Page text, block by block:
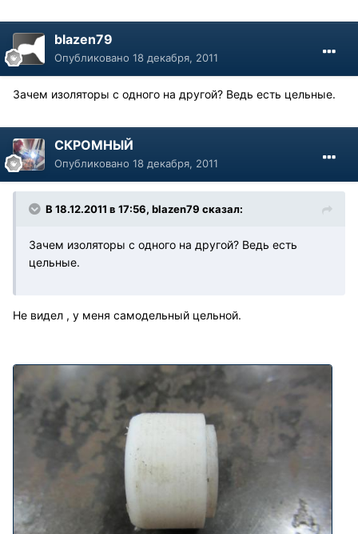
blazen79
Опубликовано 18 декабря, 2011
Зачем изоляторы с одного на другой? Ведь есть цельные.
СКРОМНЫЙ
Опубликовано 18 декабря, 2011
В 18.12.2011 в 17:56, blazen79 сказал:
Зачем изоляторы с одного на другой? Ведь есть
цельные.
Не видел , у меня самодельный цельной.